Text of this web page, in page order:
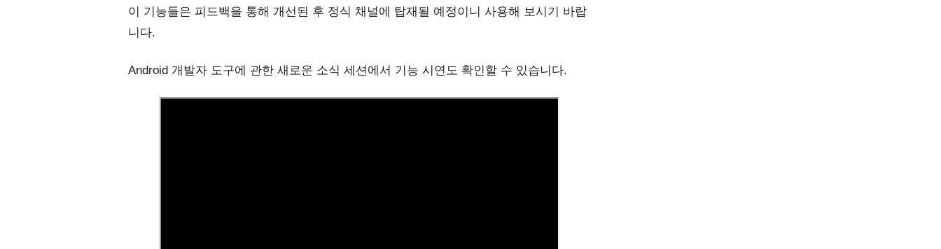
이 기능들은 피드백을 통해 개선된 후 정식 채널에 탑재될 예정이니 사용해 보시기 바랍
니다.
Android 개발자 도구에 관한 새로운 소식 세션에서 기능 시연도 확인할 수 있습니다.